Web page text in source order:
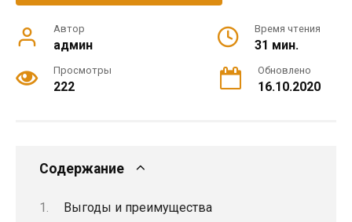
Автор
админ
Время чтения
31 мин.
Просмотры
222
Обновлено
16.10.2020
Содержание
Выгоды и преимущества